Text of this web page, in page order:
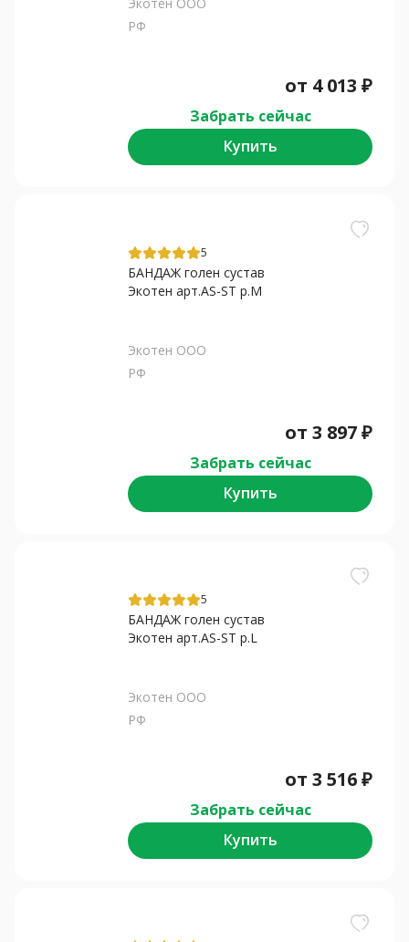
РФ
от 4 013 ₽
Забрать сейчас
Купить
5
БАНДАЖ голен сустав
Экотен арт.AS-ST р.M
Экотен ООО
РФ
от 3 897₽
Забрать сейчас
Купить
5
БАНДАЖ голен сустав
Экотен арт.AS-ST р.L
Экотен ООО
РФ
от 3 516₽
Забрать сейчас
Купить